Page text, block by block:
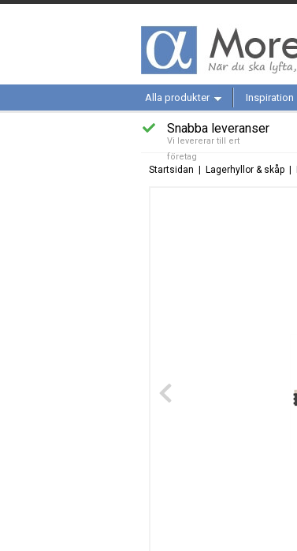
Alla produkter Inspiration
Snabba leveranser
Vi levererar till ert
företag
Startsidan Lagerhyllor & skåp